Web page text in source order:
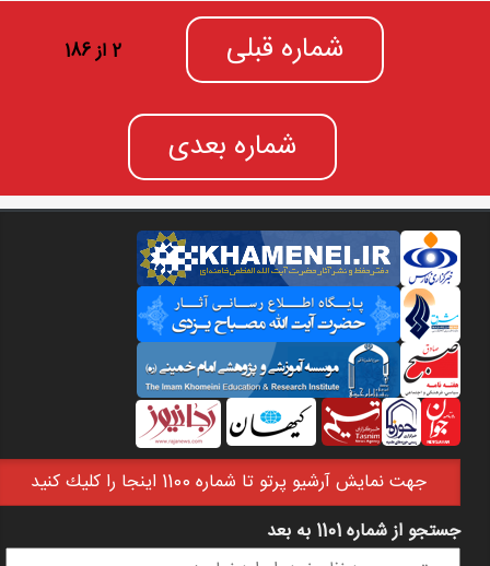
شماره قبلی 2 از 186
شماره بعدی
جهت نمايش آرشيو پرتو تا شماره 1100 اينجا را كليك كنيد
جستجو از شماره 1101 به بعد